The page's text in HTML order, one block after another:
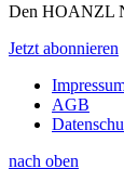
Den HOANZL
Jetzt abonnieren
AGB
nach oben